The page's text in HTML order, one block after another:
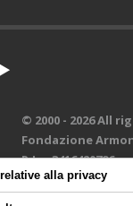
© 2000 - 2026 All
Fondazione
P.Iva 3416420796
design byCreadiva
alla privacy